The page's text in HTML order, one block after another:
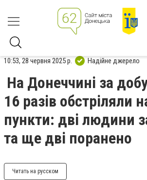
10:53, 28 червня 2025 р. Надійне джерело
На Донеччині за
16 разів обстріляли
пункти: дві людини
та ще дві поранено
Читать на русском